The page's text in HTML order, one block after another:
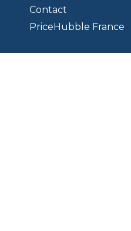
Contact
PriceHubble France